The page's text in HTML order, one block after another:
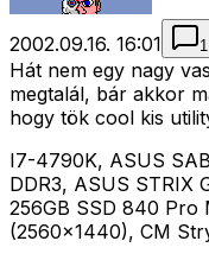
2002.09.16. 16:01 1
Hát nem egy nagy
megtalál, bár akkor
hogy tök cool kis
I7-4790K, ASUS
DDR3, ASUS STRIX
256GB SSD 840 Pro
(2560x1440), CM